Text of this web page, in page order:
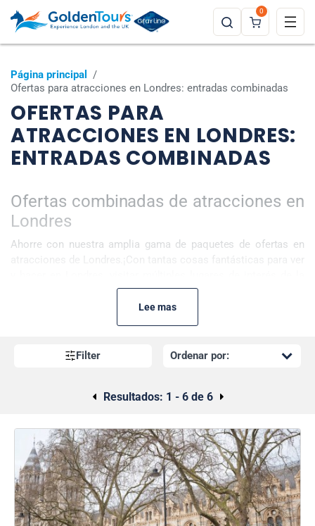
0
Página principal
/
Ofertas para atracciones en Londres: entradas combinadas
OFERTAS PARA
ATRACCIONES EN LONDRES:
ENTRADAS COMBINADAS
Ofertas combinadas de atracciones en
Londres
Ahorre con nuestra amplia gama de paquetes de ofertas en
atracciones de Londres.¡Con tantas cosas fantásticas para ver
ciudad nunca ha sido tan fácil! Eche un vistazo a la variedad de
entradas combinadas para el London Eye
, ofertas para el Madame Tussaud, paquetes
tenemos para ofrecer. ¡Seguro que encontrarás una
Lee mas
Filter
Resultados: 1 - 6 de 6